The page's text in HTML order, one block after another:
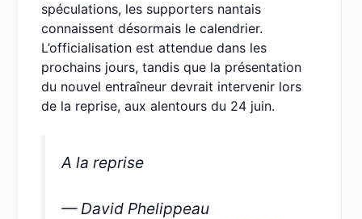
spéculations, les supporters nantais
connaissent désormais le calendrier.
L’officialisation est attendue dans les
prochains jours, tandis que la présentation
du nouvel entraîneur devrait intervenir lors
de la reprise, aux alentours du 24 juin.
A la reprise
— David Phelippeau